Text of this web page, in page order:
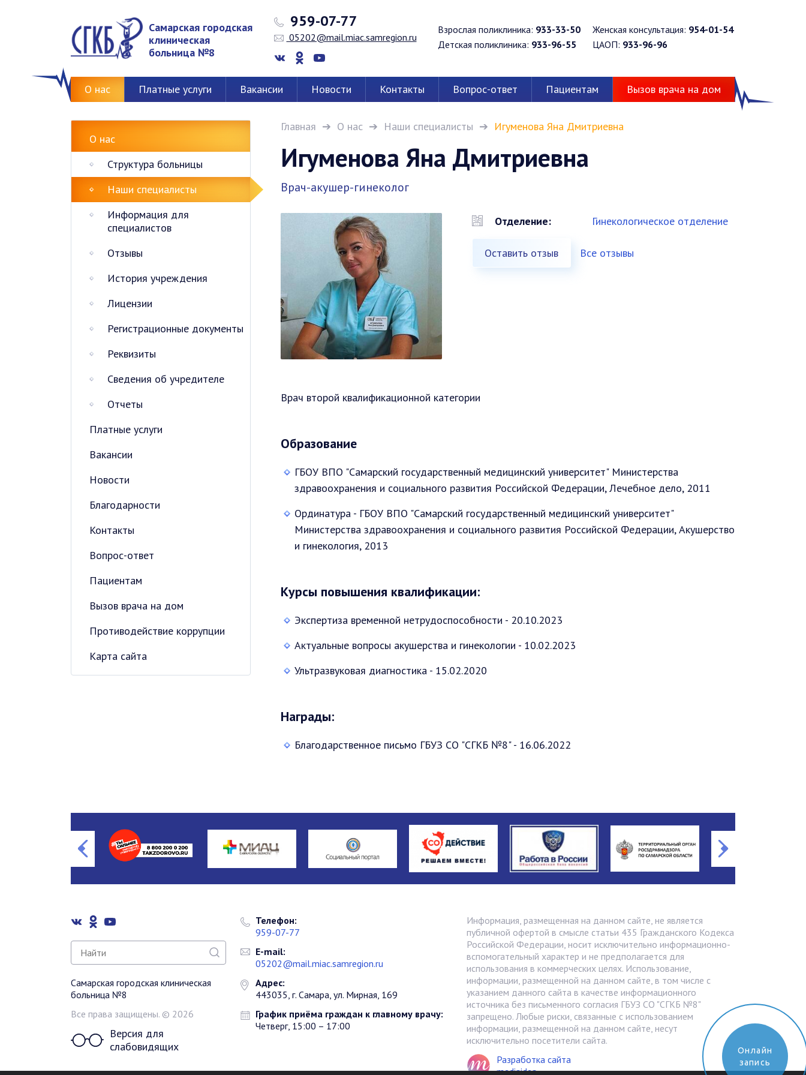
Самарская городская
клиническая
больница №8
959-07-77
05202@mail.miac.samregion.ru
Взрослая поликлиника: 933-33-50
Детская поликлиника: 933-96-55
Женская консультация: 954-01-54
ЦАОП: 933-96-96
О нас Платные услуги Вакансии Новости Контакты Вопрос-ответ Пациентам Вызов врача на дом
О нас
Структура больницы
Наши специалисты
Информация для
специалистов
Отзывы
История учреждения
Лицензии
Регистрационные документы
Реквизиты
Сведения об учредителе
Отчеты
Платные услуги
Вакансии
Новости
Благодарности
Контакты
Вопрос-ответ
Пациентам
Вызов врача на дом
Противодействие коррупции
Карта сайта
Главная О нас Наши специалисты Игуменова Яна Дмитриевна
Игуменова Яна Дмитриевна
Врач-акушер-гинеколог
Отделение: Гинекологическое отделение
Оставить отзыв Все отзывы
Врач второй квалификационной категории
Образование
ГБОУ ВПО "Самарский государственный медицинский университет" Министерства
здравоохранения и социального развития Российской Федерации, Лечебное дело, 2011
Ординатура - ГБОУ ВПО "Самарский государственный медицинский университет"
Министерства здравоохранения и социального развития Российской Федерации, Акушерство
и гинекология, 2013
Курсы повышения квалификации:
Экспертиза временной нетрудоспособности - 20.10.2023
Актуальные вопросы акушерства и гинекологии - 10.02.2023
Ультразвуковая диагностика - 15.02.2020
Награды:
Благодарственное письмо ГБУЗ СО "СГКБ №8" - 16.06.2022
Самарская городская клиническая
больница №8
Все права защищены. © 2026
Версия для
слабовидящих
Телефон:
959-07-77
E-mail:
05202@mail.miac.samregion.ru
Адрес:
443035, г. Самара, ул. Мирная, 169
График приёма граждан к главному врачу:
Четверг, 15:00 – 17:00
Информация, размещенная на данном сайте, не является
публичной офертой в смысле статьи 435 Грaжданского Кодекса
Российской Федерации, носит исключительно информационно-
вспомогательный характер и не предполагается для
использования в коммерческих целях. Использование,
информации, размещенной на данном сайте, в том числе с
указанием данного сайта в качестве информационного
источника без письменного согласия ГБУЗ СО "СГКБ №8"
запрещено. Любые риски, связанные с использованием
информации, размещенной на данном сайте, несут
исключительно посетители сайта.
Разработка сайта
mediaidea
Онлайн
запись